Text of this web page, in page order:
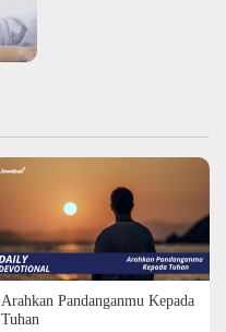
Arahkan Pandanganmu Kepada
Tuhan